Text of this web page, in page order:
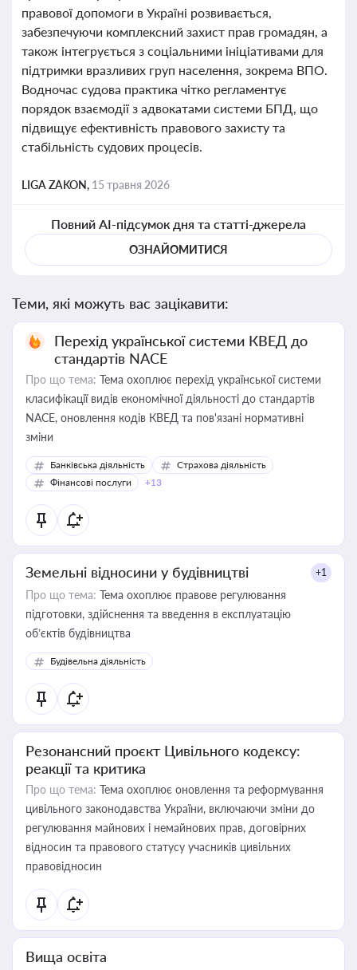
правової допомоги в Україні розвивається,
забезпечуючи комплексний захист прав громадян, а
також інтегрується з соціальними ініціативами для
підтримки вразливих груп населення, зокрема ВПО.
Водночас судова практика чітко регламентує
порядок взаємодії з адвокатами системи БПД, що
підвищує ефективність правового захисту та
стабільність судових процесів.
LIGA ZAKON, 15 травня 2026
Повний AI-підсумок дня та статті-джерела
ОЗНАЙОМИТИСЯ
Теми, які можуть вас зацікавити:
Перехід української системи КВЕД до
стандартів NACE
Про що тема: Тема охоплює перехід української системи
класифікації видів економічної діяльності до стандартів
NACE, оновлення кодів КВЕД та пов'язані нормативні
зміни
Банківська діяльність
Страхова діяльність
Фінансові послуги
+13
Земельні відносини у будівництві +1
Про що тема: Тема охоплює правове регулювання
підготовки, здійснення та введення в експлуатацію
об’єктів будівництва
Будівельна діяльність
Резонансний проєкт Цивільного кодексу:
реакції та критика
Про що тема: Тема охоплює оновлення та реформування
цивільного законодавства України, включаючи зміни до
регулювання майнових і немайнових прав, договірних
відносин та правового статусу учасників цивільних
правовідносин
Вища освіта